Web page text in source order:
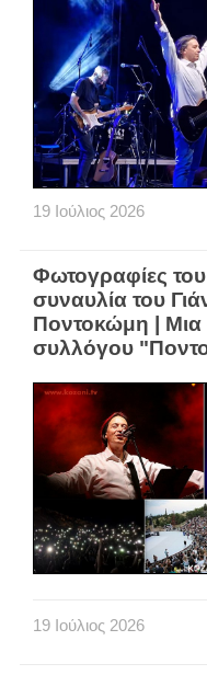
19 Ιούλιος 2026
Φωτογραφίες
συναυλία του
Ποντοκώμη |
συλλόγου
19 Ιούλιος 2026